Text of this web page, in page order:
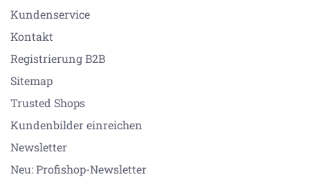
Kundenservice
Kontakt
Registrierung B2B
Sitemap
Trusted Shops
Kundenbilder einreichen
Newsletter
Neu: Profishop-Newsletter